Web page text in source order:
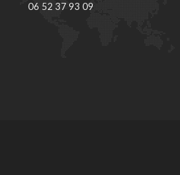
06 52 37 93 09